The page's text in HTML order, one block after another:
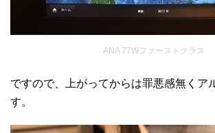
ANA 77Wファーストクラス
ですので、上がってからは罪悪感無くア
す。